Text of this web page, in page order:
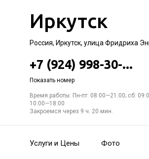
Иркутск
Россия, Иркутск, улица Фридриха
+7 (924) 998-30-...
Показать номер
Время работы: Пн-пт: 08:00—21:00; сб:
10:00—18:00
Закроемся через 9 ч. 20 мин.
Услуги и Цены Фото